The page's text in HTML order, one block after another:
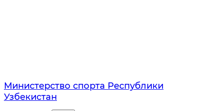
Министерство спорта Республики
Узбекистан